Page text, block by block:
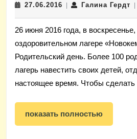
27.06.2016 27.06.2016Галина Гердт
26 июня 2016 года, в
оздоровительном лагере
Родительский день. Более 100
лагерь навестить своих детей,
настоящее время. Чтобы сделать
показать полностьюпоказать